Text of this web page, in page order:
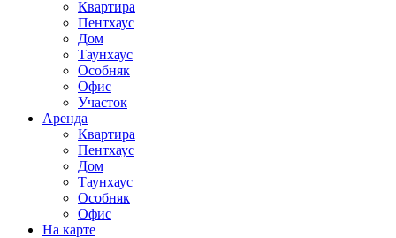
Квартира
Пентхаус
Дом
Таунхаус
Особняк
Офис
Участок
Аренда
Квартира
Пентхаус
Дом
Таунхаус
Особняк
Офис
На карте